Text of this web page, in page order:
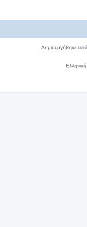
Δημιουργήθηκε από